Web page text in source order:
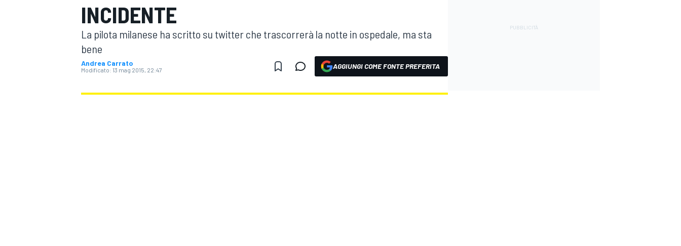
MOTOGP
INCIDENTE
La pilota milanese ha scritto su twitter che trascorrerà la notte in ospedale, ma sta
bene
Andrea Carrato
Modificato: 13 mag 2015, 22:47 AGGIUNGI COME FONTE PREFERITA